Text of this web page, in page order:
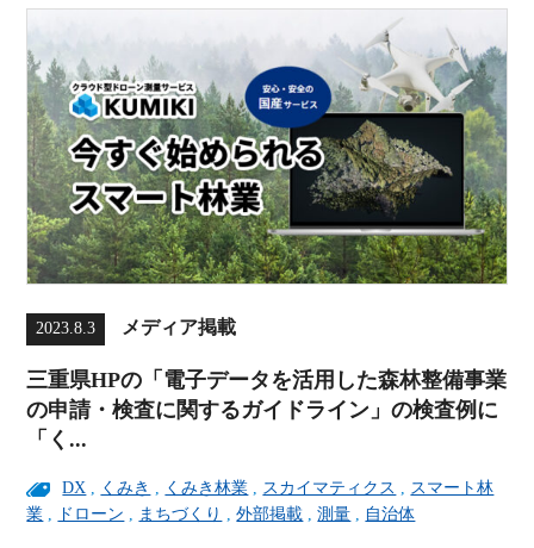
2023.8.3 メディア掲載
三重県HPの「電子データを活用した森林整備事業
の申請・検査に関するガイドライン」の検査例に
「く...
DX くみき くみき林業 スカイマティクス
スマート林
業
ドローン まちづくり ,外部掲載 ,測量 自治体